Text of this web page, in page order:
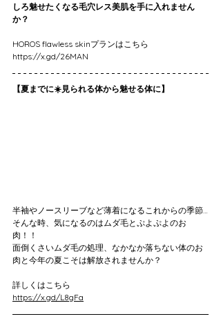
しろ魅せたくなる毛穴レス美肌を手に入れません
か？
HOROS flawless skinプランはこちら
https://x.gd/26MAN
【夏までに☀️見られる体から魅せる体に】
半袖やノースリーブなど薄着になるこれからの季節…
そんな時、気になるのはムダ毛とぷよぷよのお
肉！！
面倒くさいムダ毛の処理、なかなか落ちない体のお
肉と今年の夏こそは解放されませんか？
詳しくはこちら
https://x.gd/L8gFa